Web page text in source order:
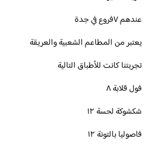
عندهم ٧فروع في جدة
يعتبر من المطاعم الشعبية والعريقة
تجربتنا كانت للأطباق التالية
فول قلابة ٨
شكشوكة لحسة ١٢
فاصوليا بالتونة ١٢